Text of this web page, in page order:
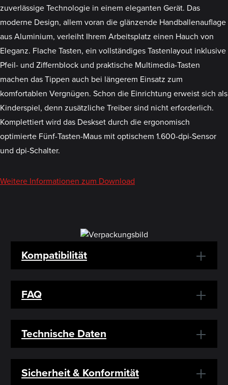
zuverlässige Technologie in einem eleganten Gerät. Das
moderne Design, allem voran die glänzende Handballenauflage
aus Aluminium, verleiht Ihrem Arbeitsplatz einen Hauch von
Eleganz. Flache Tasten, ein vollständiges Tastenlayout inklusive
Pfeil- und Ziffernblock und praktische Multimedia-Tasten
machen das Tippen auch bei längerem Einsatz zum
komfortablen Vergnügen. Schon die Einrichtung erweist sich als
Kinderspiel, denn zusätzliche Treiber sind nicht erforderlich.
Komplettiert wird das Deskset durch die ergonomisch
optimierte Fünf-Tasten-Maus mit optischem 1.600-dpi-Sensor
und dpi-Schalter.
Weitere Informationen zum Download
Kompatibilität
FAQ
Technische Daten
Sicherheit & Konformität